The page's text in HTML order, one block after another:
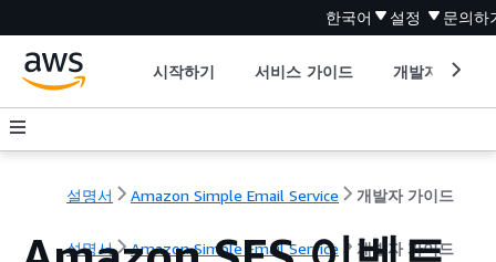
한국어 설정 문의하
시작하기 서비스 가이드 개발자 도구
설명서 Amazon Simple Email Service 개발자 가이드
설명서 Amazon Simple Email Service 개발자 가이드